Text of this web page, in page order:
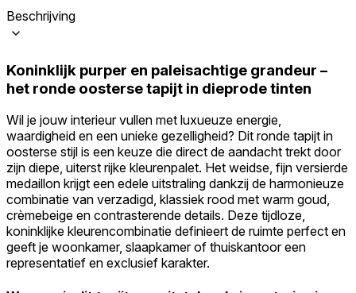
Beschrijving
Koninklijk purper en paleisachtige grandeur –
het ronde oosterse tapijt in dieprode tinten
Wil je jouw interieur vullen met luxueuze energie,
waardigheid en een unieke gezelligheid? Dit ronde tapijt in
oosterse stijl is een keuze die direct de aandacht trekt door
zijn diepe, uiterst rijke kleurenpalet. Het weidse, fijn versierde
medaillon krijgt een edele uitstraling dankzij de harmonieuze
combinatie van verzadigd, klassiek rood met warm goud,
crèmebeige en contrasterende details. Deze tijdloze,
koninklijke kleurencombinatie definieert de ruimte perfect en
geeft je woonkamer, slaapkamer of thuiskantoor een
representatief en exclusief karakter.